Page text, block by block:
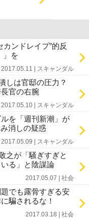
ンドレイプ”的反
」を
2017.05.11 | スキャンダル
しは官邸の圧力？
官の右腕
2017.05.10 | スキャンダル
を「週刊新潮」が
消しの疑惑
2017.05.09 | スキャンダル
之が「騒ぎすぎと
る」と陰謀論
2017.05.07 | 社会
でも露骨すぎる安
騙されるな！
2017.03.18 | 社会